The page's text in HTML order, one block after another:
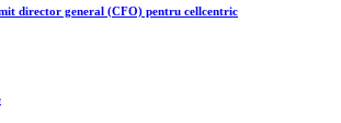
director general (CFO) pentru cellcentric